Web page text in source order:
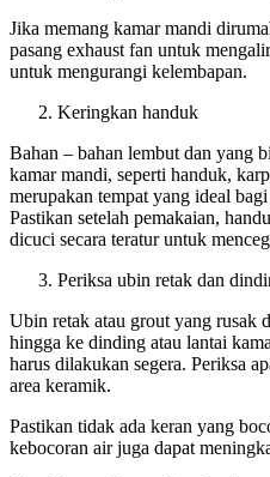
Jika memang kamar mandi
pasang exhaust fan untuk
untuk mengurangi kelembapan.
Keringkan handuk
Bahan – bahan lembut dan yang
kamar mandi, seperti handuk,
merupakan tempat yang ideal
Pastikan setelah pemakaian,
dicuci secara teratur untuk
Periksa ubin retak dan
Ubin retak atau grout yang rusak
hingga ke dinding atau lantai
harus dilakukan segera. Periksa
area keramik.
Pastikan tidak ada keran yang
kebocoran air juga dapat